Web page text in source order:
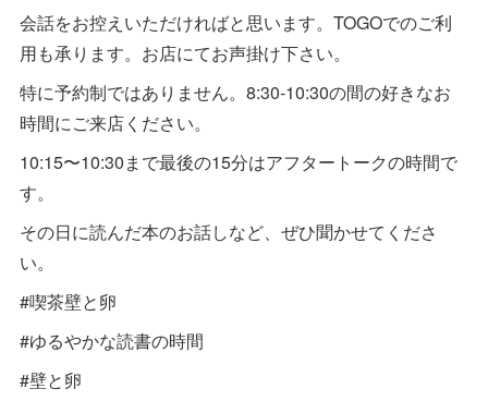
会話をお控えいただければと思います。TOGOでのご利
用も承ります。お店にてお声掛け下さい。
特に予約制ではありません。8:30-10:30の間の好きなお
時間にご来店ください。
10:15〜10:30まで最後の15分はアフタートークの時間で
す。
その日に読んだ本のお話しなど、ぜひ聞かせてくださ
い。
#喫茶壁と卵
#ゆるやかな読書の時間
#壁と卵